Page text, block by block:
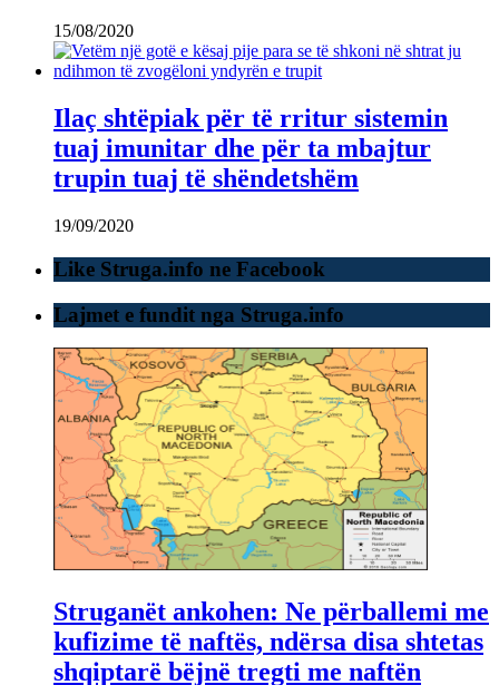
15/08/2020
Ilaç shtëpiak për të rritur sistemin
tuaj imunitar dhe për ta mbajtur
trupin tuaj të shëndetshëm
19/09/2020
Like Struga.info ne Facebook
Lajmet e fundit nga Struga.info
Struganët ankohen: Ne përballemi me
kufizime të naftës, ndërsa disa shtetas
shqiptarë bëjnë tregti me naftën